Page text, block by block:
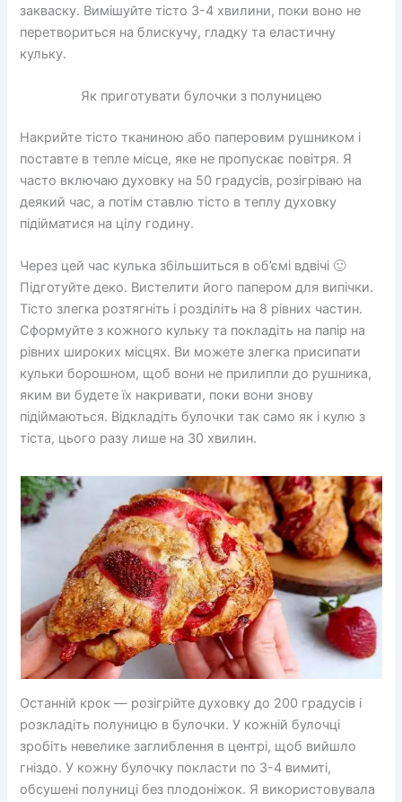
закваску. Вимішуйте тісто 3-4 хвилини, поки воно не
перетвориться на блискучу, гладку та еластичну
кульку.
Як приготувати булочки з полуницею
Накрийте тісто тканиною або паперовим рушником і
поставте в тепле місце, яке не пропускає повітря. Я
часто включаю духовку на 50 градусів, розігріваю на
деякий час, а потім ставлю тісто в теплу духовку
підійматися на цілу годину.
Через цей час кулька збільшиться в об’ємі вдвічі 🙂
Підготуйте деко. Вистелити його папером для випічки.
Тісто злегка розтягніть і розділіть на 8 рівних частин.
Сформуйте з кожного кульку та покладіть на папір на
рівних широких місцях. Ви можете злегка присипати
кульки борошном, щоб вони не прилипли до рушника,
яким ви будете їх накривати, поки вони знову
підіймаються. Відкладіть булочки так само як і кулю з
тіста, цього разу лише на 30 хвилин.
Останній крок — розігрійте духовку до 200 градусів і
розкладіть полуницю в булочки. У кожній булочці
зробіть невелике заглиблення в центрі, щоб вийшло
гніздо. У кожну булочку покласти по 3-4 вимиті,
обсушені полуниці без плодоніжок. Я використовувала